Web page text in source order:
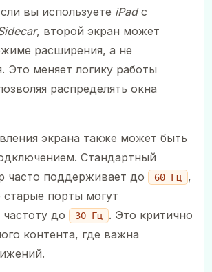
вы используете iPadс
, второй экран может
расширения, а не
Это меняет логику работы
распределять окна
экрана также может быть
Стандартный
часто поддерживает до
60 Гц
,
порты могут
до
30 Гц
. Это критично
контента, где важна